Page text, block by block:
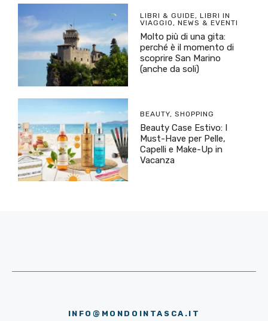
LIBRI & GUIDE, LIBRI IN
VIAGGIO, NEWS & EVENTI
Molto più di una gita:
perché è il momento di
scoprire San Marino
(anche da soli)
BEAUTY, SHOPPING
Beauty Case Estivo: I
Must-Have per Pelle,
Capelli e Make-Up in
Vacanza
INFO@MONDOINTASCA.IT